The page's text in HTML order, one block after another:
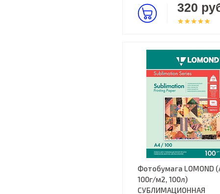
320
Фотобумага LOMOND
100г/м2, 100л)
СУБЛИМАЦИОННАЯ